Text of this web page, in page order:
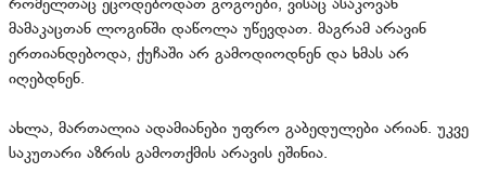
რომელთაც ეცოდებოდათ გოგოები, ვისაც ასაკოვან
მამაკაცთან ლოგინში დაწოლა უწევდათ. მაგრამ არავინ
ერთიანდებოდა, ქუჩაში არ გამოდიოდნენ და ხმას არ
იღებდნენ.
ახლა, მართალია ადამიანები უფრო გაბედულები არიან. უკვე
საკუთარი აზრის გამოთქმის არავის ეშინია.